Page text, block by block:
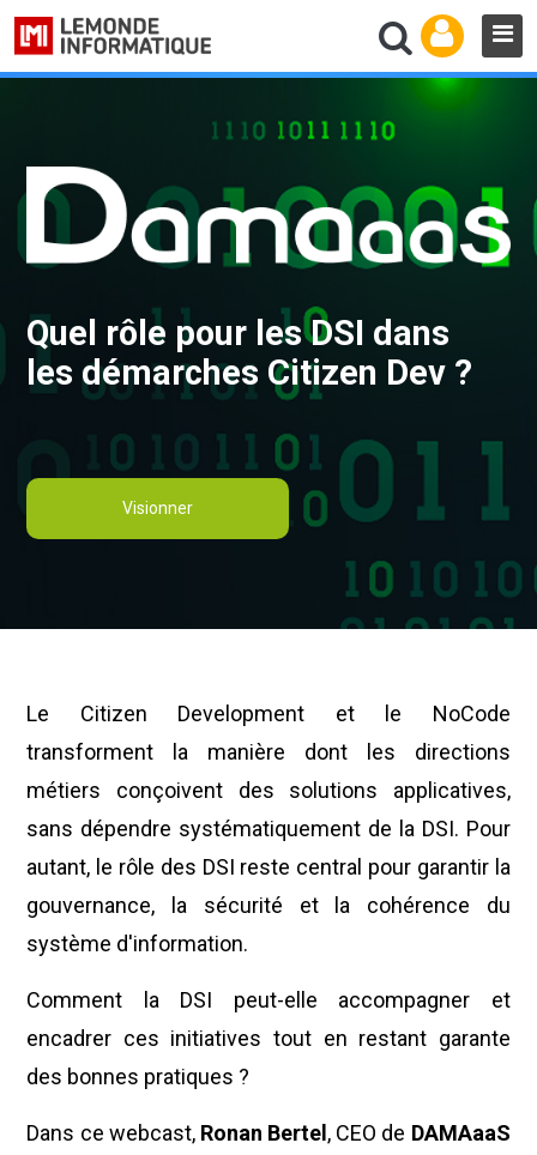
Quel rôle pour les DSI dans
les démarches Citizen Dev ?
Visionner
Le Citizen Development et le NoCode
transforment la manière dont les directions
métiers conçoivent des solutions applicatives,
sans dépendre systématiquement de la DSI. Pour
autant, le rôle des DSI reste central pour garantir la
gouvernance, la sécurité et la cohérence du
système d'information.
Comment la DSI peut-elle accompagner et
encadrer ces initiatives tout en restant garante
des bonnes pratiques ?
Dans ce webcast, Ronan Bertel , CEO de DAMAaaS